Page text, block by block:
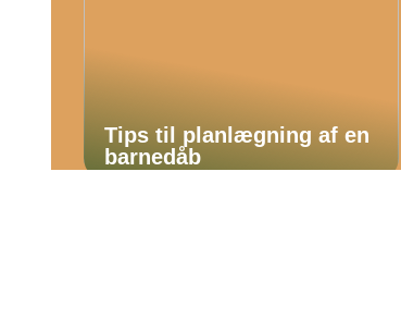
Tips til planlægning af en
barnedåb